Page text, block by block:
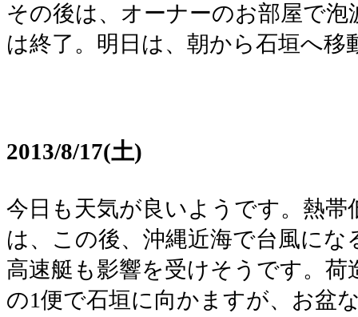
その後は、オーナーのお部屋で
は終了。明日は、朝から石垣へ移
2013/8/17(土)
今日も天気が良いようです。熱帯
は、この後、沖縄近海で台風にな
高速艇も影響を受けそうです。荷
の1便で石垣に向かますが、お盆